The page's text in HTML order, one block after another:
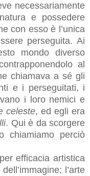
necessariamente
e possedere
con esso è l’unica
perseguita. Ai
mondo diverso
al
chiamava a sé gli
e i perseguitati, i
i loro nemici e
celeste, ed egli era
. Qui è da scorgere
chiamiamo perciò
efficacia artistica
l’arte